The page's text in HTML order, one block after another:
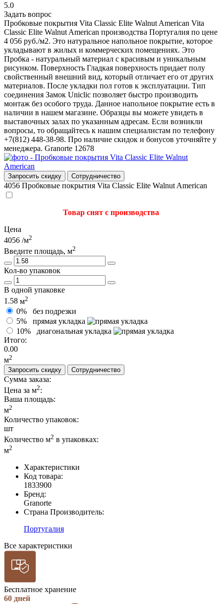
5.0
Задать вопрос
Пробковые покрытия Vita Classic Elite Walnut American Vita
Classic Elite Walnut American производства Португалия по цене
4 056 руб./м2. Это натуральное напольное покрытие, которое
укладывают в жилых и коммерческих помещениях. Это
Пробка - натуральный материал с красивым и уникальным
рисунком. Поверхность Гладкая поверхность придает полу
свойственный внешний вид, который отличает его от других
материалов. После укладки пол готов к эксплуатации. Тип
соединения Замок Uniclic позволяет быстро производить
монтаж без особого труда. Данное напольное покрытие есть в
наличии в нашем магазине. Образцы вы можете увидеть в
выставочных залах по указанным адресам. Если возникли
вопросы, то обращайтесь к нашим специалистам по телефону
+7(812) 448-38-98. Про наличие скидок и бонусов уточняйте у
менеджера. Granorte 12678
Запросить скидку Сотрудничество
4056 Пробковые покрытия Vita Classic Elite Walnut American
Товар снят с производства
Цена
4056 /м2
Введите площадь, м2
Кол-во упаковок
В одной упаковке
1.58 м2
0% без подрезки
5% прямая укладка
10% диагональная укладка
Итого:
0.00
м2
Запросить скидку
Сотрудничество
Сумма заказа:
Цена за м2:
Ваша площадь:
м2
Количество упаковок:
шт
Количество м2 в упаковках:
м2
Характеристики
Код товара:
1833900
Бренд:
Granorte
Страна Производитель:
Португалия
Все характеристики
Бесплатное хранение
60 дней